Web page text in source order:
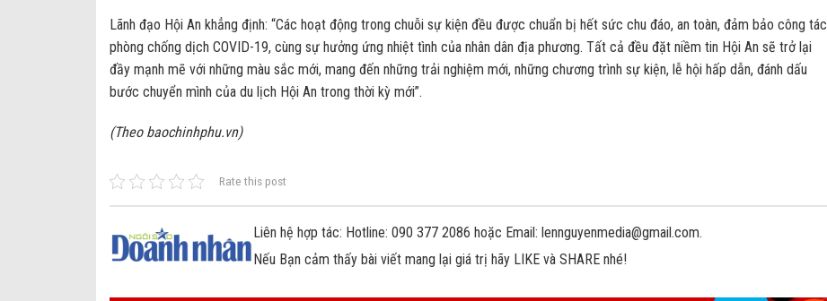
Lãnh đạo Hội An khẳng định: “Các hoạt động trong chuỗi sự kiện đều được chuẩn bị hết sức chu đáo, an toàn, đảm bảo công tác
phòng chống dịch COVID-19, cùng sự hưởng ứng nhiệt tình của nhân dân địa phương. Tất cả đều đặt niềm tin Hội An sẽ trở lại
đầy mạnh mẽ với những màu sắc mới, mang đến những trải nghiệm mới, những chương trình sự kiện, lễ hội hấp dẫn, đánh dấu
bước chuyển mình của du lịch Hội An trong thời kỳ mới”.
(Theo baochinhphu.vn)
Rate this post
Liên hệ hợp tác: Hotline: 090 377 2086 hoặc Email: lennguyenmedia@gmail.com.
Nếu Bạn cảm thấy bài viết mang lại giá trị hãy LIKE và SHARE nhé!